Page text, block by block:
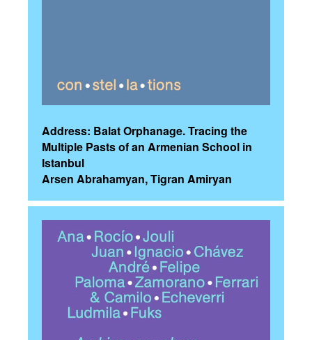
Address: Balat Orphanage. Tracing the
Multiple Pasts of an Armenian School in
Istanbul
Arsen Abrahamyan, Tigran Amiryan